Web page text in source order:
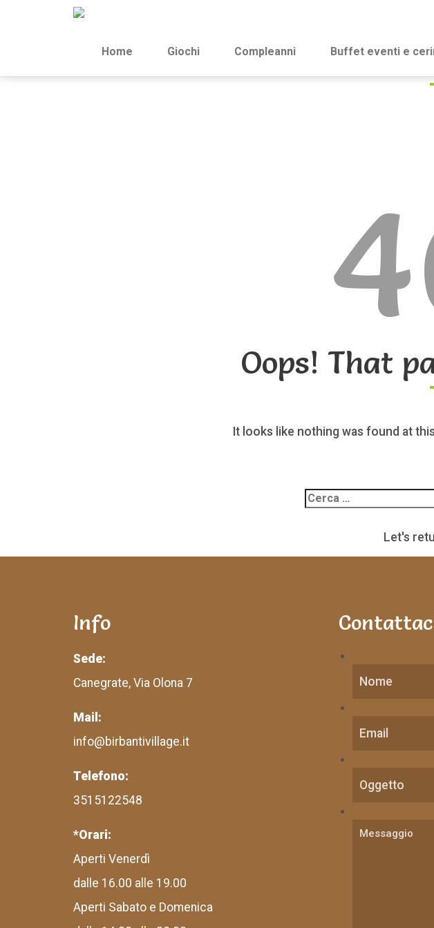
Home Giochi Compleanni Buffet eventi e
Oops! That
It looks like nothing was found at
per:
Let's
Info
Sede:
Canegrate, Via Olona 7
Mail:
info@birbantivillage.it
Telefono:
3515122548
*Orari:
Aperti Venerdì
dalle 16.00 alle 19.00
Aperti Sabato e Domenica